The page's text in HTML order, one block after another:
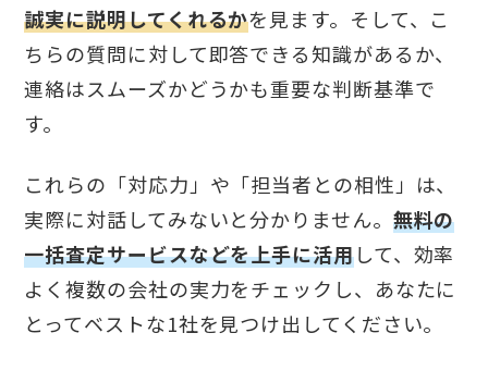
誠実に説明してくれるかを見ます。そして、こ
ちらの質問に対して即答できる知識があるか、
連絡はスムーズかどうかも重要な判断基準で
す。
これらの「対応力」や「担当者との相性」は、
実際に対話してみないと分かりません。 無料の
一括査定サービスなどを上手に活用して、効率
よく複数の会社の実力をチェックし、あなたに
とってベストな1社を見つけ出してください。